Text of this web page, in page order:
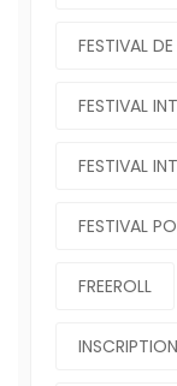
FESTIVAL
FESTIVAL
FESTIVAL
FESTIVAL
FREEROLL